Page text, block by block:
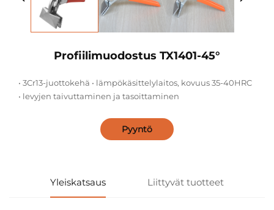
Profiilimuodostus TX1401-45°
• 3Cr13-juottokehä • lämpökäsittelylaitos, kovuus 35-40HRC
• levyjen taivuttaminen ja tasoittaminen
Pyyntö
Yleiskatsaus Liittyvät tuotteet